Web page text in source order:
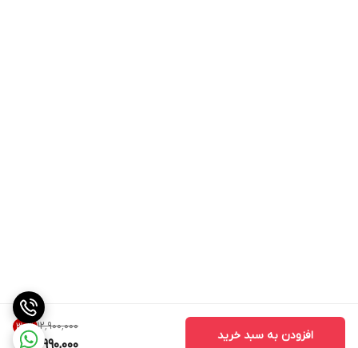
۱۲٬۹۰۰٬۰۰۰ 30%
8,990,000
افزودن به سبد خرید